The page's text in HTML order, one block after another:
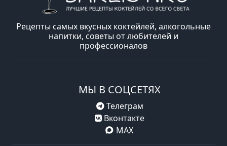
Рецепты самых вкусных коктейлей, алкогольные
напитки, советы от любителей и
профессионалов
МЫ В СОЦСЕТЯХ
Телеграм
Вконтакте
MAX